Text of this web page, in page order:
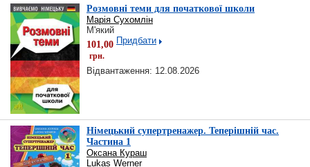
Розмовні теми для початкової школи
Марія Сухомлін
М'який
101,00
грн.
Придбати
Відвантаження: 12.08.2026
Німецький супертренажер. Теперішній час.
Частина 1
Оксана Кураш
Lukas Werner